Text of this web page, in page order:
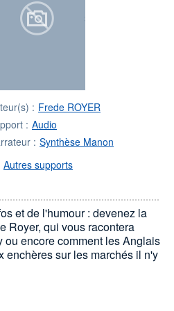
: Frede ROYER
: Audio
: Synthèse Manon
Autres supports
et de l'humour : devenez la
Royer, qui vous racontera
ou encore comment les Anglais
enchères sur les marchés il n'y